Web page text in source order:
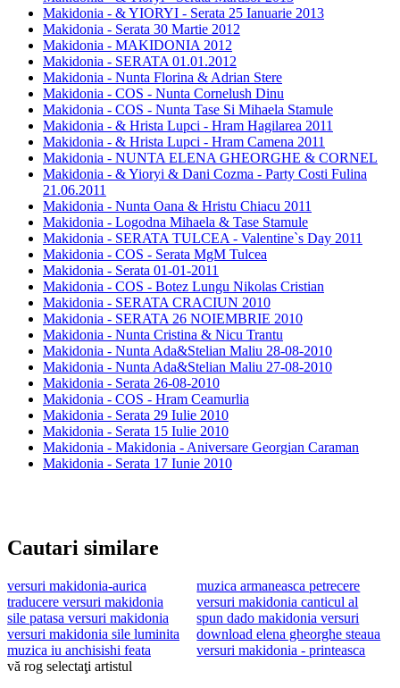
Makidonia - & YIORYI - Serata 25 Ianuarie 2013
Makidonia - Serata 30 Martie 2012
Makidonia - MAKIDONIA 2012
Makidonia - SERATA 01.01.2012
Makidonia - Nunta Florina & Adrian Stere
Makidonia - COS - Nunta Cornelush Dinu
Makidonia - COS - Nunta Tase Si Mihaela Stamule
Makidonia - & Hrista Lupci - Hram Hagilarea 2011
Makidonia - & Hrista Lupci - Hram Camena 2011
Makidonia - NUNTA ELENA GHEORGHE & CORNEL
Makidonia - & Yioryi & Dani Cozma - Party Costi Fulina
21.06.2011
Makidonia - Nunta Oana & Hristu Chiacu 2011
Makidonia - Logodna Mihaela & Tase Stamule
Makidonia - SERATA TULCEA - Valentine`s Day 2011
Makidonia - COS - Serata MgM Tulcea
Makidonia - Serata 01-01-2011
Makidonia - COS - Botez Lungu Nikolas Cristian
Makidonia - SERATA CRACIUN 2010
Makidonia - SERATA 26 NOIEMBRIE 2010
Makidonia - Nunta Cristina & Nicu Trantu
Makidonia - Nunta Ada&Stelian Maliu 28-08-2010
Makidonia - Nunta Ada&Stelian Maliu 27-08-2010
Makidonia - Serata 26-08-2010
Makidonia - COS - Hram Ceamurlia
Makidonia - Serata 29 Iulie 2010
Makidonia - Serata 15 Iulie 2010
Makidonia - Makidonia - Aniversare Georgian Caraman
Makidonia - Serata 17 Iunie 2010
Cautari similare
versuri makidonia-aurica
muzica armaneasca petrecere
traducere versuri makidonia
versuri makidonia canticul al
sile patasa versuri makidonia
spun dado makidonia versuri
versuri makidonia sile luminita
download elena gheorghe steaua
muzica iu anchisishi feata
versuri makidonia - printeasca
vă rog selectaţi artistul